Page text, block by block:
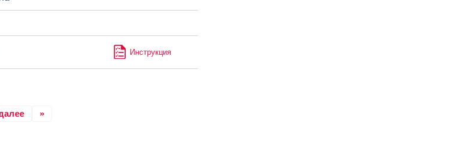
Инструкция
»